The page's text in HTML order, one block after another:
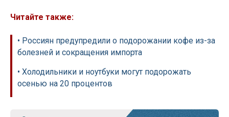
Читайте также:
• Россиян предупредили о подорожании кофе из-за
болезней и сокращения импорта
• Холодильники и ноутбуки могут подорожать
осенью на 20 процентов